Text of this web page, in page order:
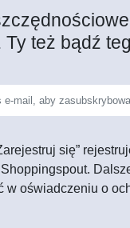
Ty też bądź
się”
w oświadczeniu o